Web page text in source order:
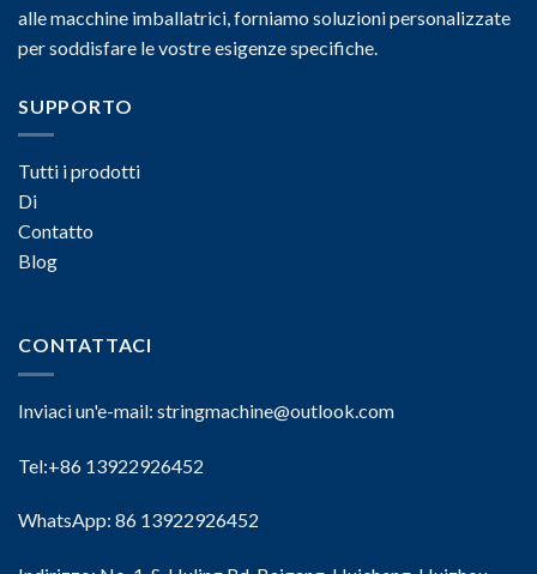
alle macchine imballatrici, forniamo soluzioni personalizzate
per soddisfare le vostre esigenze specifiche.
SUPPORTO
Tutti i prodotti
Di
Contatto
Blog
CONTATTACI
Inviaci un'e-mail: stringmachine@outlook.com
Tel:+86 13922926452
WhatsApp: 86 13922926452